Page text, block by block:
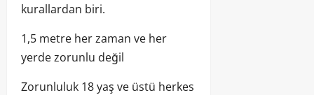
kurallardan biri.
1,5 metre her zaman ve her
yerde zorunlu değil
Zorunluluk 18 yaş ve üstü herkes